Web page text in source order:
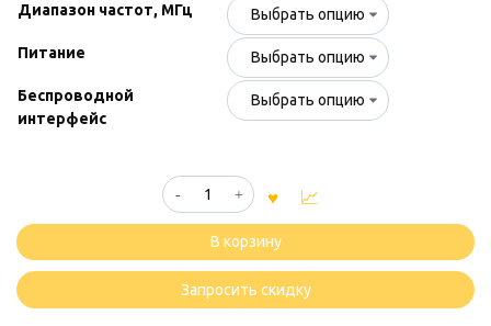
Диапазон частот, МГц
Питание
Беспроводной
интерфейс
Количество
товара
В корзину
Запросить скидку